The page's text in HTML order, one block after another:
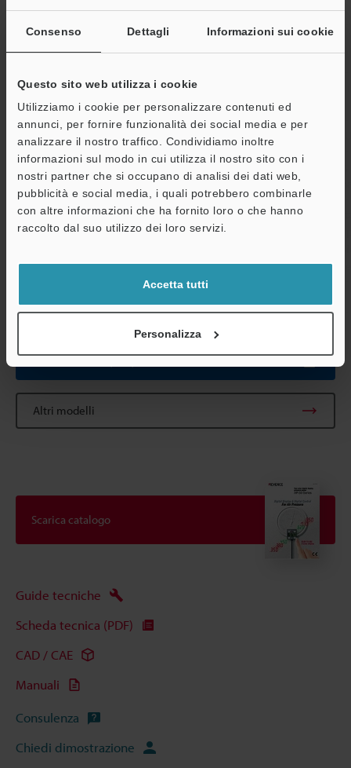
Consenso Dettagli Informazioni sui cookie
Questo sito web utilizza i cookie
Utilizziamo i cookie per personalizzare contenuti ed
annunci, per fornire funzionalità dei social media e per
analizzare il nostro traffico. Condividiamo inoltre
informazioni sul modo in cui utilizza il nostro sito con i
nostri partner che si occupano di analisi dei dati web,
pubblicità e social media, i quali potrebbero combinarle
con altre informazioni che ha fornito loro o che hanno
raccolto dal suo utilizzo dei loro servizi.
Accetta tutti
Personalizza
corrente meno
Resistenza
ambientale
Resistenza alla
pressione
500 kPa
Temperatura
ambiente
Umidità relativa Da 35 a 85 %
Resistenza a
vibrazioni
Da 10 a 55
ore in
Materiale
Custodia
cavo
Altri modelli
Scarica catalogo
Guide tecniche
Scheda tecnica (PDF)
CAD / CAE
Manuali
Consulenza
Chiedi dimostrazione